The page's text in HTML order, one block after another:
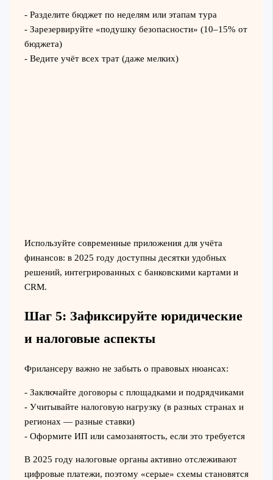
- Разделите бюджет по неделям или этапам тура
- Зарезервируйте «подушку безопасности» (10–15% от
бюджета)
- Ведите учёт всех трат (даже мелких)
Используйте современные приложения для учёта
финансов: в 2025 году доступны десятки удобных
решений, интегрированных с банковскими картами и
CRM.
Шаг 5: Зафиксируйте юридические
и налоговые аспекты
Фрилансеру важно не забыть о правовых нюансах:
- Заключайте договоры с площадками и подрядчиками
- Учитывайте налоговую нагрузку (в разных странах и
регионах — разные ставки)
- Оформите ИП или самозанятость, если это требуется
В 2025 году налоговые органы активно отслеживают
цифровые платежи, поэтому «серые» схемы становятся